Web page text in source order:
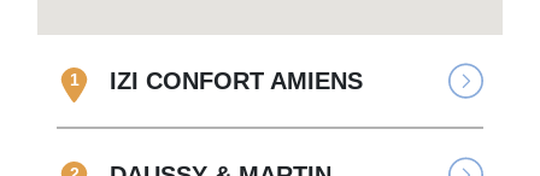
1 IZI CONFORT AMIENS